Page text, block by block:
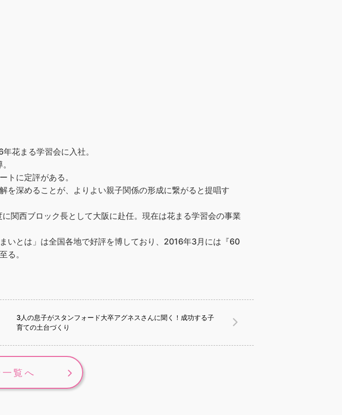
花まる学習会に入社。
トに定評がある。
を深めることが、よりよい親子関係の形成に繋がると提唱す
関西ブロック長として大阪に赴任。現在は花まる学習会の事業
いとは」は全国各地で好評を博しており、2016年3月には『60
る。
3人の息子がスタンフォード大卒アグネスさんに聞く！成功する子
育ての土台づくり
覧へ